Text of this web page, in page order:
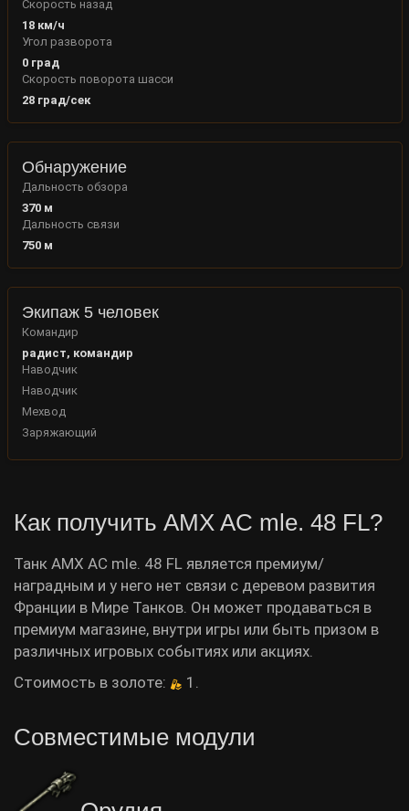
Скорость назад
18км/ч
Угол разворота
0град
Скорость поворота шасси
28град/сек
Обнаружение
Дальность обзора
370м
Дальность связи
750м
Экипаж 5 человек
Командир
радист, командир
Наводчик
Наводчик
Мехвод
Заряжающий
Как получить AMX AC mle. 48 FL?
Танк AMX AC mle. 48 FL является премиум/
наградным и у него нет связи с деревом развития
Франции в Мире Танков. Он может продаваться в
премиум магазине, внутри игры или быть призом в
различных игровых событиях или акциях.
Стоимость в золоте:
1.
Совместимые модули